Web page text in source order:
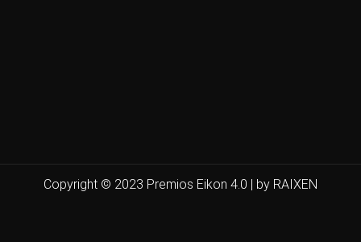
Copyright © 2023 Premios Eikon 4.0 | by RAIXEN